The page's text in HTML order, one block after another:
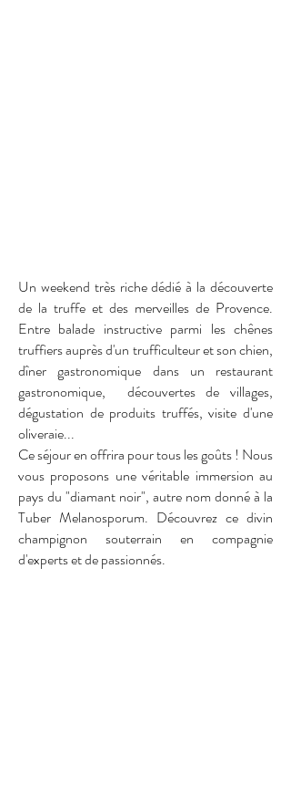
Un weekend très riche dédié à la découverte
de la truffe et des merveilles de Provence.
Entre balade instructive parmi les chênes
truffiers auprès d'un trufficulteur et son chien,
dîner gastronomique dans un restaurant
gastronomique, découvertes de villages,
dégustation de produits truffés, visite d'une
oliveraie...
Ce séjour en offrira pour tous les goûts ! Nous
vous proposons une véritable immersion au
pays du "diamant noir", autre nom donné à la
Tuber Melanosporum. Découvrez ce divin
champignon souterrain en compagnie
d'experts et de passionnés.